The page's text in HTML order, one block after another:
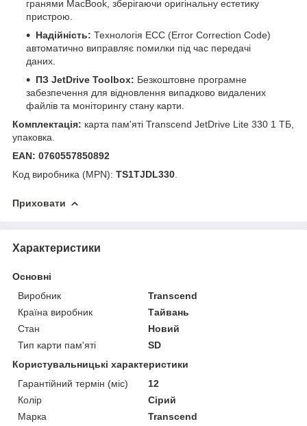
гранями MacBook, зберігаючи оригінальну естетику
пристрою.
Надійність: Технологія ECC (Error Correction Code)
автоматично виправляє помилки під час передачі
даних.
ПЗ JetDrive Toolbox: Безкоштовне програмне
забезпечення для відновлення випадково видалених
файлів та моніторингу стану карти.
Комплектація: карта пам'яті Transcend JetDrive Lite 330 1 ТБ,
упаковка.
EAN: 0760557850892
Kод виробника (MPN): TS1TJDL330
Приховати
Характеристики
Основні
Виробник
Transcend
Країна виробник
Тайвань
Стан
Новий
Тип карти пам'яті
SD
Користувальницькі характеристики
Гарантійний термін (міс)
12
Колір
Сірий
Марка
Transcend